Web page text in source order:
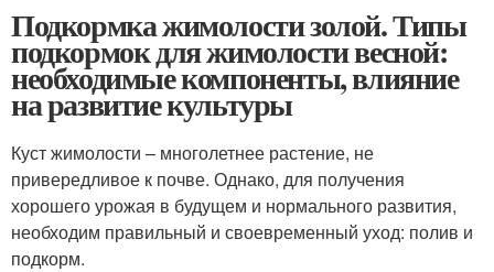
Подкормка жимолости золой. Типы
подкормок для жимолости весной:
необходимые компоненты, влияние
на развитие культуры
Куст жимолости – многолетнее растение, не
привередливое к почве. Однако, для получения
хорошего урожая в будущем и нормального развития,
необходим правильный и своевременный уход: полив и
подкорм.